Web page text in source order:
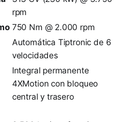
rpm
750 Nm @ 2.000 rpm
Automática Tiptronic de 6
velocidades
Integral permanente
4XMotion con bloqueo
central y trasero